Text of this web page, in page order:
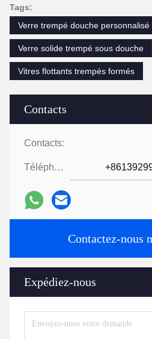
Contacts
Contacts:
Téléphone:
Contactez-nous
Expédiez-nous
Tags:
Verre trempé douche personnalisé
Verre solide trempé sous douche
Vitres flottants trempés formés